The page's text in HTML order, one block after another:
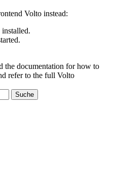
Volto instead:
the documentation for how to
refer to the full Volto